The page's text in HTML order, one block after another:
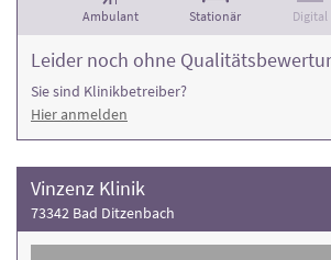
Ambulant Stationär Digital
Leider noch ohne
Sie sind Klinikbetreiber?
Hier anmelden
Vinzenz Klinik
73342 Bad Ditzenbach